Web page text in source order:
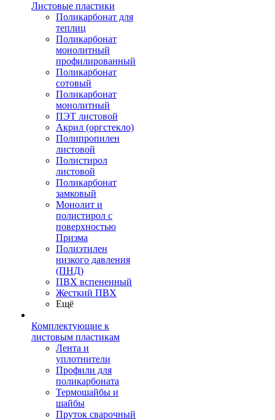
Листовые пластики
Поликарбонат для
теплиц
Поликарбонат
монолитный
профилированный
Поликарбонат
сотовый
Поликарбонат
монолитный
ПЭТ листовой
Акрил (оргстекло)
Полипропилен
листовой
Полистирол
листовой
Поликарбонат
замковый
Монолит и
полистирол с
поверхностью
Призма
Полиэтилен
низкого давления
(ПНД)
ПВХ вспененный
Жесткий ПВХ
Ещё
Комплектующие к
листовым пластикам
Лента и
уплотнители
Профили для
поликарбоната
Термошайбы и
шайбы
Пруток сварочный